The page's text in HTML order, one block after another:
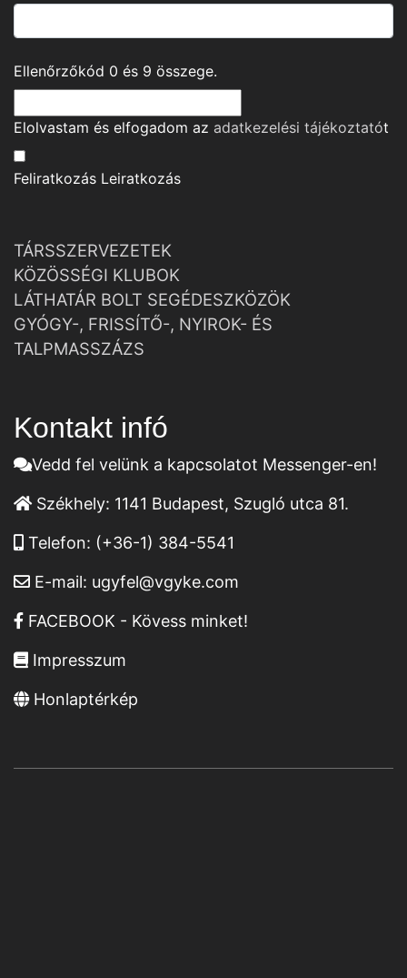
Ellenőrzőkód 0 és 9 összege.
Elolvastam és elfogadom az adatkezelési tájékoztatót
Feliratkozás Leiratkozás
TÁRSSZERVEZETEK
KÖZÖSSÉGI KLUBOK
LÁTHATÁR BOLT SEGÉDESZKÖZÖK
GYÓGY-, FRISSÍTŐ-, NYIROK- ÉS
TALPMASSZÁZS
Kontakt infó
Vedd fel velünk a kapcsolatot Messenger-en!
Székhely: 1141 Budapest, Szugló utca 81.
Telefon: (+36-1) 384-5541
E-mail: ugyfel@vgyke.com
FACEBOOK - Kövess minket!
Impresszum
Honlaptérkép